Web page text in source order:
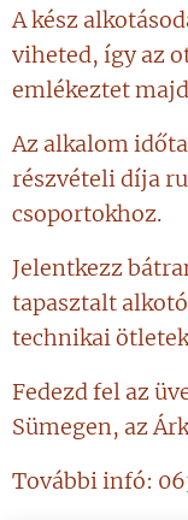
A kész
viheted, így az
emlékeztet
Az alkalom
részvételi díja
csoportokhoz.
Jelentkezz
tapasztalt
technikai
Fedezd fel az
Sümegen, az
További infó: